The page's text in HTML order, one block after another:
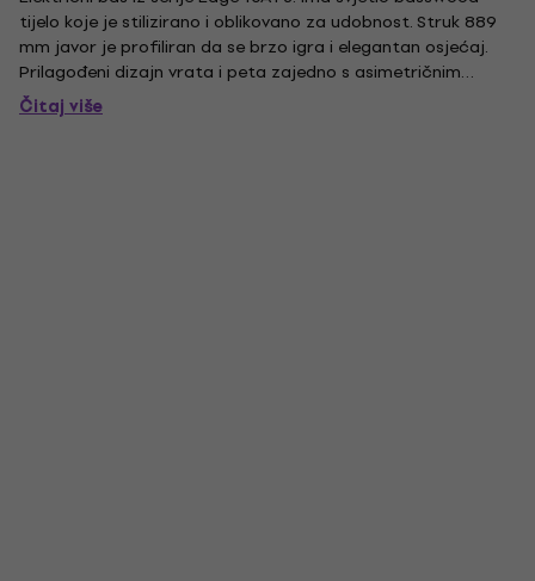
tijelo koje je stilizirano i oblikovano za udobnost. Struk 889
mm javor je profiliran da se brzo igra i elegantan osjećaj.
Prilagođeni dizajn vrata i peta zajedno s asimetričnim
uzorkom od 4 svitka stvaraju neprekinuti pristup sve do 2-
oktave fotelje od paliseta. Dean P i J pickups i...
Čitaj više